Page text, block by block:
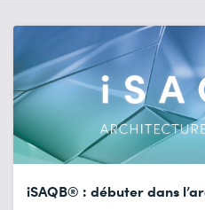
iSAQB® : débuter dans